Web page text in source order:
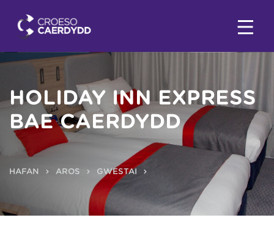
HOLIDAY INN EXPRESS
BAE CAERDYDD
HAFAN AROS GWESTAI